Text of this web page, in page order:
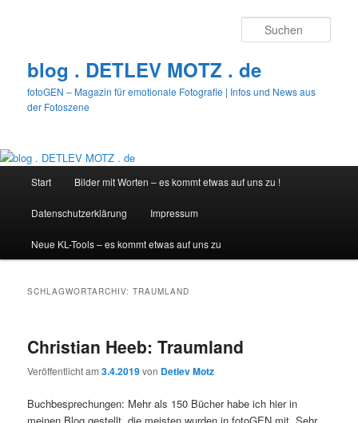
blog . DETLEV MOTZ . de
fotoGEN – Magazin für emotionale Fotografie | Infos und News aus
der Fotoszene
Start Bilder mit Worten – es kommt etwas auf uns zu !
Datenschutzerklärung Impressum
Neue KL-Tools – es kommt etwas auf uns zu
SCHLAGWORTARCHIV:TRAUMLAND
Christian Heeb: Traumland
Veröffentlicht am3.4.2019von Detlev Motz
Buchbesprechungen: Mehr als 150 Bücher habe ich hier in